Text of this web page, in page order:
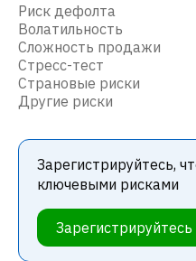
Риск дефолта
Волатильность
Сложность продажи
Стресс-тест
Страновые риски
Другие риски
Зарегистрируйтесь,
ключевыми рисками
Зарегистрируйтесь